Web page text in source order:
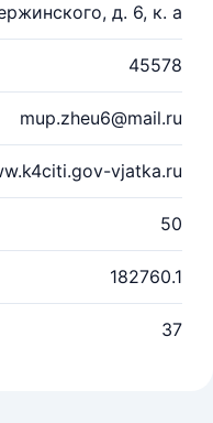
д. 6, к. а
45578
mup.zheu6@mail.ru
vjatka.ru
50
182760.1
37